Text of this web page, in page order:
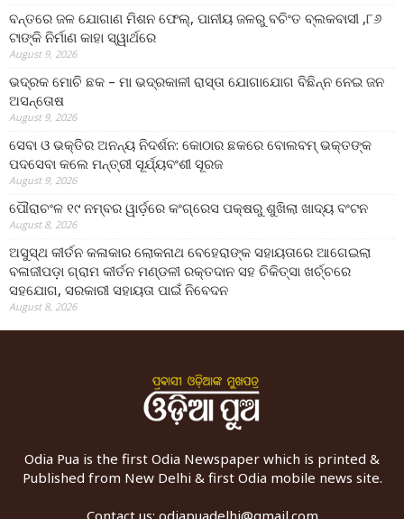
ବନ୍ତରେ ଜଳ ଯୋଗାଣ ମିଶନ ଫେଲ୍‌, ପାନୀୟ ଜଳରୁ ବଚିଂତ ବ୍ଲକବାସୀ ,୮୬
ଟାଙ୍କି ନିର୍ମାଣ କାହା ସ୍ୱାର୍ଥରେ
August 9, 2026
ଭଦ୍ରକ ମୋଚି ଛକ – ମା ଭଦ୍ରକାଳୀ ରାସ୍ତା ଯୋଗାଯୋଗ ବିଛିନ୍ନ ନେଇ ଜନ
ଅସନ୍ତୋଷ
August 9, 2026
ସେବା ଓ ଭକ୍ତିର ଅନନ୍ୟ ନିଦର୍ଶନ: କୋଠାର ଛକରେ ବୋଲବମ୍ ଭକ୍ତଙ୍କ
ପଦସେବା କଲେ ମନ୍ତ୍ରୀ ସୂର୍ଯ୍ୟବଂଶୀ ସୂରଜ
August 9, 2026
ପୌରାଚଂଳ ୧୯ ନମ୍ବର ୱାର୍ଡ଼ରେ କଂଗ୍ରେସ ପକ୍ଷରୁ ଶୁଖିଲା ଖାଦ୍ୟ ବଂଟନ
August 8, 2026
ଅସୁସ୍ଥ କୀର୍ତନ କଳାକାର ଲୋକନାଥ ବେହେରାଙ୍କ ସହାୟତାରେ ଆଗେଇଲା
ବଳାଜୀପଡ଼ା ଗ୍ରାମ କୀର୍ତନ ମଣ୍ଡଳୀ ରକ୍ତଦାନ ସହ ଚିକିତ୍ସା ଖର୍ଚ୍ଚରେ
ସହଯୋଗ, ସରକାରୀ ସହାୟତା ପାଇଁ ନିବେଦନ
August 8, 2026
Odia Pua is the first Odia Newspaper which is printed &
Published from New Delhi & first Odia mobile news site.